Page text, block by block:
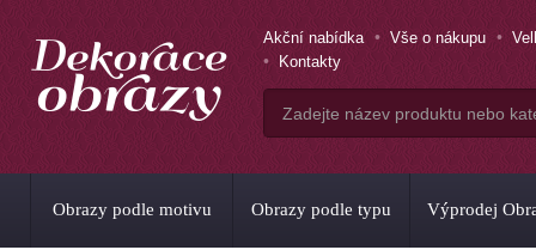
Akční nabídka Vše o nákupu
Kontakty
Obrazy podle motivu Obrazy podle typu Výprodej